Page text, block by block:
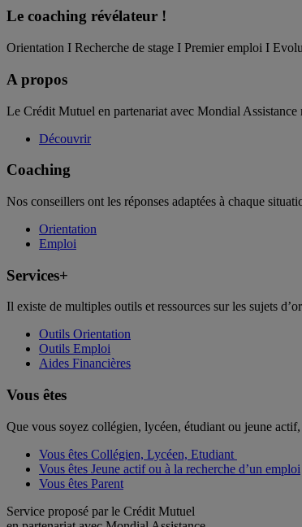
Le coaching révélateur !
Orientation I Recherche de stage I Premier emploi I
A propos
Le Crédit Mutuel en partenariat avec Mondial
Découvrir
Coaching
Nos conseillers ont les réponses adaptées à chaque
Orientation
Emploi
Services+
Il existe de multiples outils et ressources sur les sujets
Outils Orientation
Outils Emploi
Aides Financières
Vous êtes
Que vous soyez collégien, lycéen, étudiant ou jeune
Vous êtes Collégien, Lycéen, Etudiant
Vous êtes Jeune actif ou à la recherche d’un emploi
Vous êtes Parent
Service proposé par le Crédit Mutuel